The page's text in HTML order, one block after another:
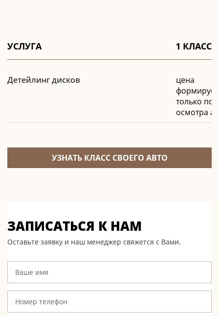
УСЛУГА 1 КЛАСС
Детейлинг дисков
цена
только
осмотра
УЗНАТЬ КЛАСС СВОЕГО АВТО
ЗАПИСАТЬСЯ К НАМ
Оставьте заявку и наш менеджер свяжется с Вами.